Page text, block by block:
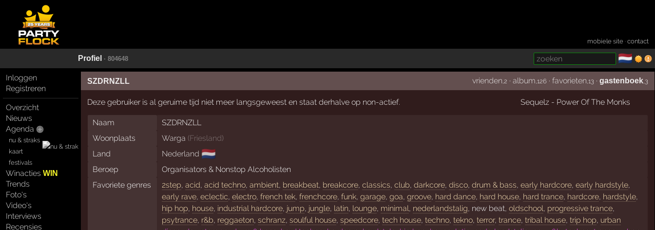
mobiele site ·contact
Profiel · 804648 🇳🇱
Inloggen
Registreren
Overzicht
Nieuws
Agenda
nu & straks
kaart
festivals
WinactiesWIN
Trends
Foto's
Video's
Interviews
Recensies
SZDRNZLL vrienden ,2 ·album ,126 ·favorieten ,13 ·gastenboek ,3
Sequelz - Power Of The Monks
Deze gebruiker is al geruime tijd niet meer langsgeweest en staat derhalve op non-actief.
Naam
SZDRNZLL
Woonplaats
Warga (Friesland)
Land
Nederland 🇳🇱
Beroep
Organisators & Nonstop Alcoholisten
Favoriete genres
2step,acid,acid techno,ambient, breakbeat, breakcore,classics,club,darkcore,disco,drum & bass,early hardcore,early hardstyle,
early rave,eclectic,electro,french tek,frenchcore,funk,garage,goa,groove, hard dance, hard house, hard trance, hardcore, hardstyle,
hip hop, house, industrial hardcore, jump, jungle, latin, lounge, minimal, nederlandstalig, new beat,oldschool, progressive trance,
psytrance, r&b, reggaeton,schranz,soulful house,speedcore,tech house,techno,tekno,terror,trance,tribal house,trip hop, urban